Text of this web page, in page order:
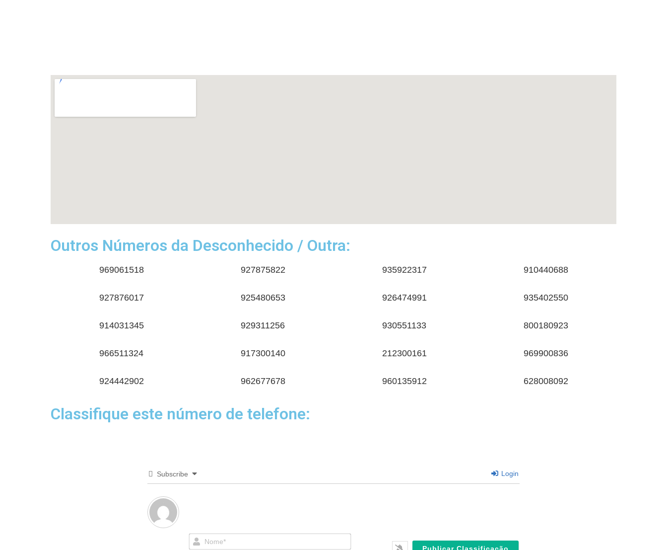
Outros Números da Desconhecido / Outra:
969061518 927875822 935922317 910440688
927876017 925480653 926474991 935402550
914031345 929311256 930551133 800180923
966511324 917300140 212300161 969900836
924442902 962677678 960135912 628008092
Classifique este número de telefone:
Subscribe Login
N